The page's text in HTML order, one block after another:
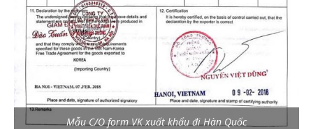
Mẫu C/O form VK xuất khẩu đi Hàn Quốc